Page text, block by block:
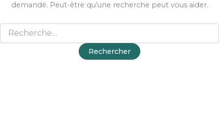
demandé. Peut-être qu’une recherche peut vous aider.